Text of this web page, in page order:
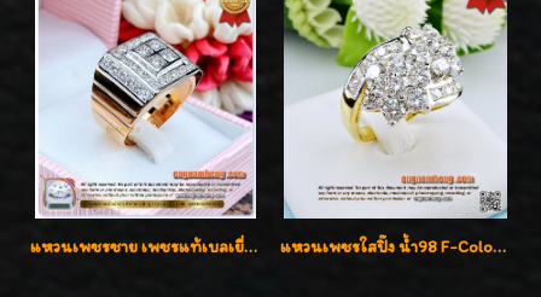
แหวนเพชรชาย เพชรแท้เบลเยี่ยมคัท น้ำ100% D-Color/VVS 2.46 กะรัต แหวนเพชรใสปิ๊ง น้ำ98 F-Color/VVS1 น้ำหนักเพชรรวม 2.56 กะรัต ใส่เต็มนิ้วเพชรเป็นน้ำเป็นเนื้อสวยมากๆค่ะ